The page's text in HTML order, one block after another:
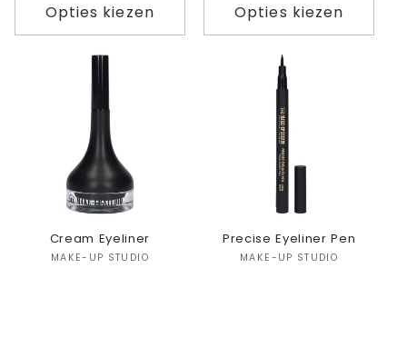
Opties kiezen Opties kiezen
Cream Eyeliner
Verkoper:
MAKE-UP STUDIO
Precise Eyeliner Pen
Verkoper:
MAKE-UP STUDIO